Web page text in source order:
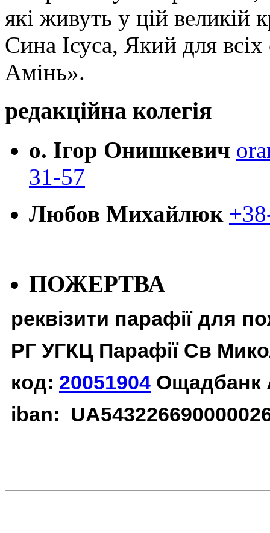
які живуть у цій великій
Сина Ісуса, Який для
Амінь».
редакційна колегія
о. Ігор Онишкевич
31-57
Любов Михайлюк
ПОЖЕРТВА
реквізити парафії для
РГ УГКЦ Парафії Св
код: 20051904 Ощадбанк
iban: